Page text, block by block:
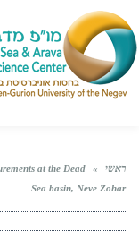
ראשי »
at the Dead
Sea basin, Neve Zohar